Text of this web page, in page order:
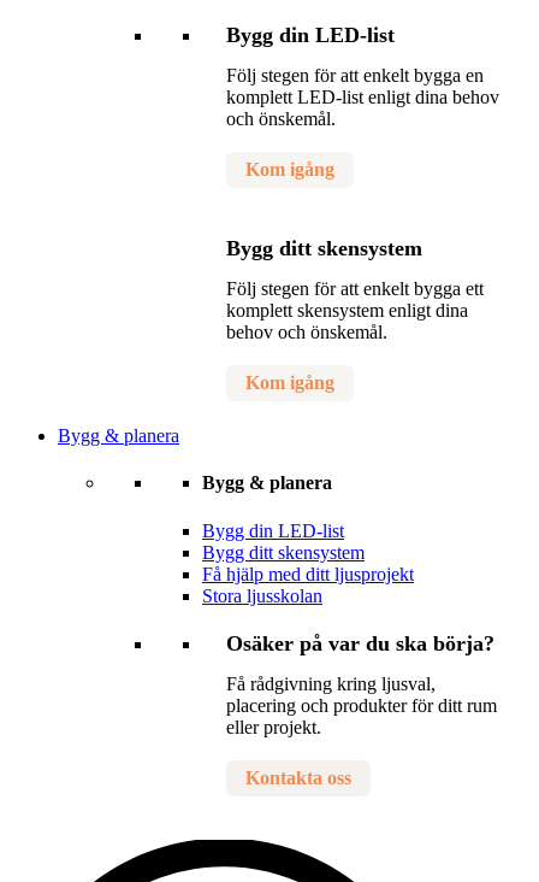
Bygg din LED-list
Följ stegen för att enkelt bygga en
komplett LED-list enligt dina behov
och önskemål.
Kom igång
Bygg ditt skensystem
Följ stegen för att enkelt bygga ett
komplett skensystem enligt dina
behov och önskemål.
Kom igång
Bygg & planera
Bygg & planera
Bygg din LED-list
Bygg ditt skensystem
Få hjälp med ditt ljusprojekt
Stora ljusskolan
Osäker på var du ska börja?
Få rådgivning kring ljusval,
placering och produkter för ditt rum
eller projekt.
Kontakta oss